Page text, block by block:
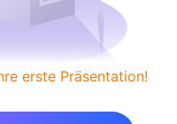
erste Präsentation!